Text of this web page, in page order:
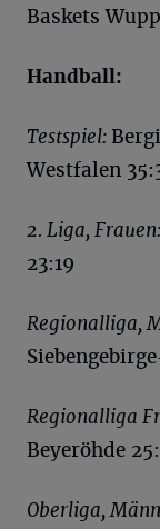
Baskets
Handball:
Testspiel:
Westfalen
2. Liga, Frauen:
23:19
Regionalliga,
Regionalliga
Beyeröhde
Oberliga,